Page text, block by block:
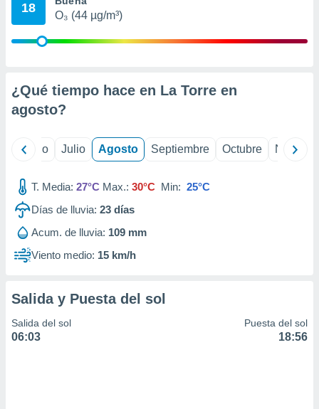
publicidad
publicidad
1199
18
O₃ (44 µg/m³)
¿Qué tiempo hace en La Torre en
agosto?
Junio Julio Agosto Septiembre Octubre
T. Media: 27°C Max.: 30°C Min: 25°C
Días de lluvia: 23 días
Acum. de lluvia: 109 mm
Viento medio: 15 km/h
Salida y Puesta del sol
Salida del sol
06:03
Puesta del sol
18:56